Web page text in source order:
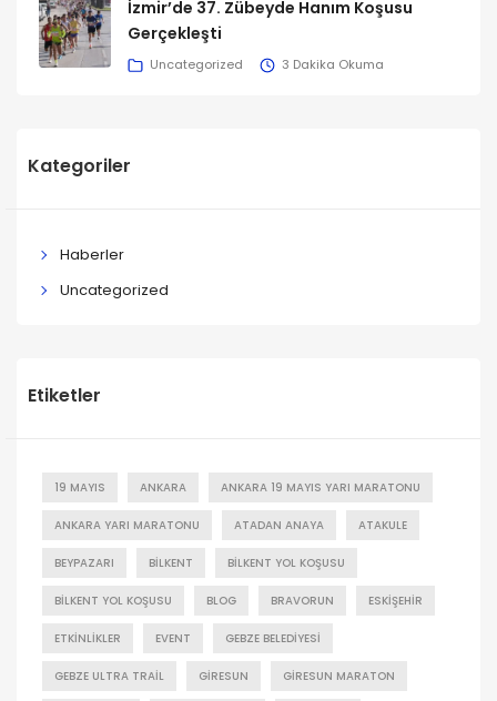
İzmir’de 37. Zübeyde Hanım Koşusu
Gerçekleşti
Uncategorized 3 Dakika Okuma
Kategoriler
Haberler
Uncategorized
Etiketler
19 MAYIS ANKARA ANKARA 19 MAYIS YARI MARATONU
ANKARA YARI MARATONU ATADAN ANAYA ATAKULE
BEYPAZARI BILKENT BILKENT YOL KOŞUSU
BILKENT YOL KOŞUSU BLOG BRAVORUN ESKIŞEHIR
ETKINLIKLER EVENT GEBZE BELEDIYESI
GEBZE ULTRA TRAIL GIRESUN GIRESUN MARATON